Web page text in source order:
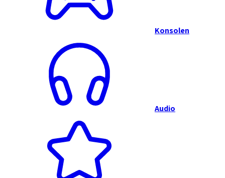
Konsolen
Audio